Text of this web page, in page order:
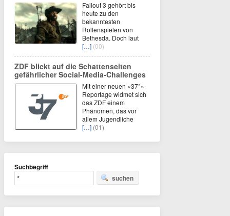
Fallout 3 gehört bis
heute zu den
bekanntesten
Rollenspielen von
Bethesda. Doch laut
[…] (00)
ZDF blickt auf die Schattenseiten
gefährlicher Social-Media-Challenges
Mit einer neuen «37°»-
Reportage widmet sich
das ZDF einem
Phänomen, das vor
allem Jugendliche
[…] (01)
Suchbegriff
suchen